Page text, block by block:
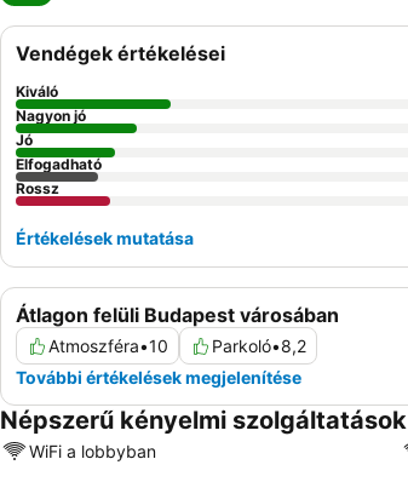
Átlagon felüli Budapest városában
Atmoszféra•10 Parkoló•8,2
További értékelések megjelenítése
Vendégek értékelései
Kiváló
Nagyon jó
Jó
Elfogadható
Rossz
Értékelések mutatása
Népszerű kényelmi szolgáltatások
WiFi a lobbyban